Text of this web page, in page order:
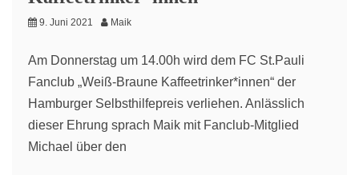
9. Juni 2021 Maik
Am Donnerstag um 14.00h wird dem FC St.Pauli
Fanclub „Weiß-Braune Kaffeetrinker*innen“ der
Hamburger Selbsthilfepreis verliehen. Anlässlich
dieser Ehrung sprach Maik mit Fanclub-Mitglied
Michael über den